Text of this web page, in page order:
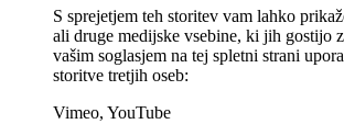
S sprejetjem teh storitev vam lahko
ali druge medijske vsebine, ki jih gostijo
vašim soglasjem na tej spletni strani
storitve tretjih oseb:
Vimeo, YouTube